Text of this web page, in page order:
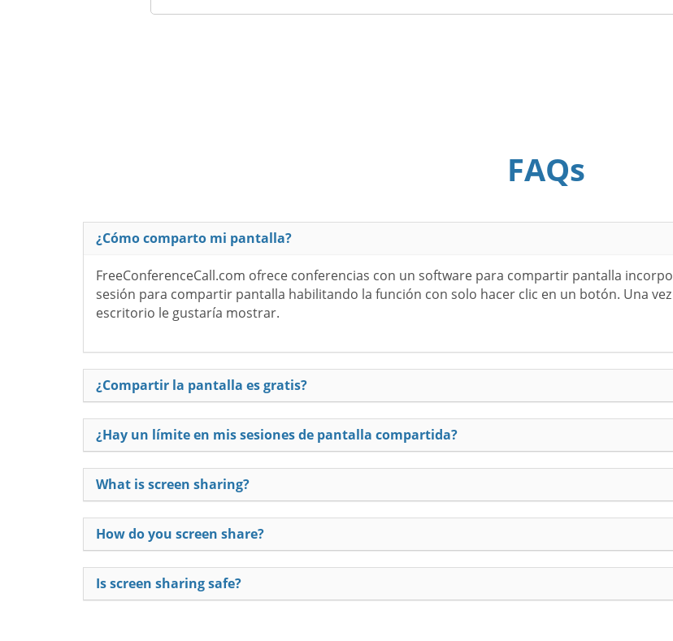
FAQs
¿Cómo comparto mi pantalla?
FreeConferenceCall.com ofrece conferencias con un software para compartir pantalla
sesión para compartir pantalla habilitando la función con solo hacer clic en un botón. Una
escritorio le gustaría mostrar.
¿Compartir la pantalla es gratis?
¿Hay un límite en mis sesiones de pantalla compartida?
What is screen sharing?
How do you screen share?
Is screen sharing safe?